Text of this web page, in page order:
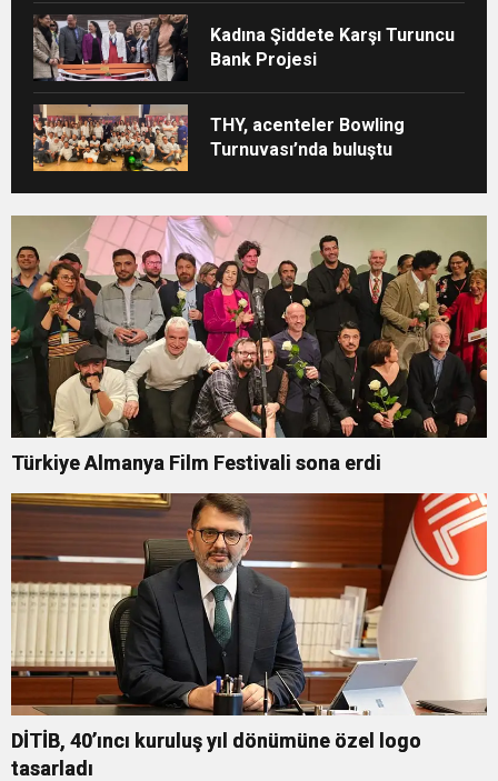
Kadına Şiddete Karşı Turuncu
Bank Projesi
THY, acenteler Bowling
Turnuvası’nda buluştu
Türkiye Almanya Film Festivali sona erdi
DİTİB, 40’ıncı kuruluş yıl dönümüne özel logo
tasarladı